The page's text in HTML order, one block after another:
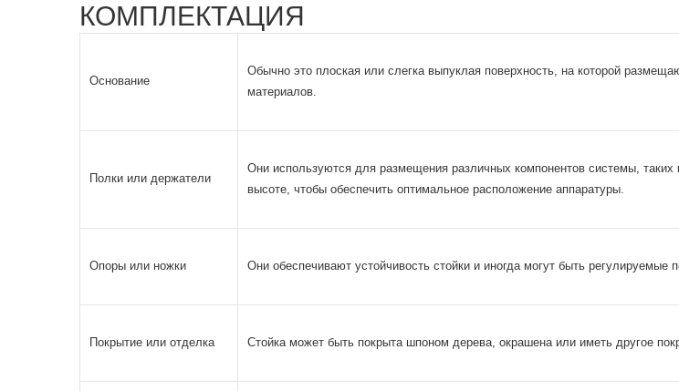
КОМПЛЕКТАЦИЯ
Основание
Обычно это плоская или слегка выпуклая поверхность, на которой
материалов.
Полки или держатели
Они используются для размещения различных компонентов системы,
высоте, чтобы обеспечить оптимальное расположение аппаратуры.
Опоры или ножки Они обеспечивают устойчивость стойки и иногда могут быть регулируемые
Покрытие или отделка Стойка может быть покрыта шпоном дерева, окрашена или иметь другое